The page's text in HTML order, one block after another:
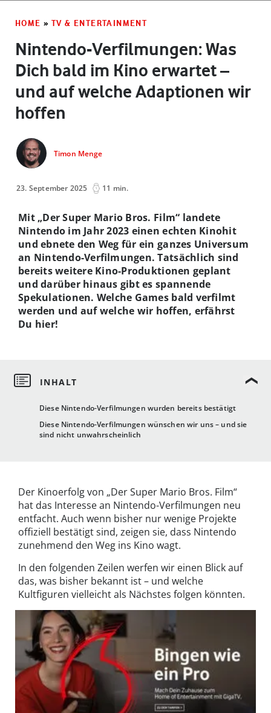
HOME » TV & ENTERTAINMENT
Nintendo-Verfilmungen: Was
Dich bald im Kino erwartet –
und auf welche Adaptionen wir
hoffen
Timon Menge
23. September 2025 11 min.
Diese Nintendo-Verfilmungen wurden bereits bestätigt
Diese Nintendo-Verfilmungen wünschen wir uns – und sie
sind nicht unwahrscheinlich
Mit „Der Super Mario Bros. Film“ landete
Nintendo im Jahr 2023 einen echten Kinohit
und ebnete den Weg für ein ganzes Universum
an Nintendo-Verfilmungen. Tatsächlich sind
bereits weitere Kino-Produktionen geplant
und darüber hinaus gibt es spannende
Spekulationen. Welche Games bald verfilmt
werden und auf welche wir hoffen, erfährst
Du hier!
Der Kinoerfolg von „Der Super Mario Bros. Film“
hat das Interesse an Nintendo-Verfilmungen neu
entfacht. Auch wenn bisher nur wenige Projekte
offiziell bestätigt sind, zeigen sie, dass Nintendo
zunehmend den Weg ins Kino wagt.
In den folgenden Zeilen werfen wir einen Blick auf
das, was bisher bekannt ist – und welche
Kultfiguren vielleicht als Nächstes folgen könnten.